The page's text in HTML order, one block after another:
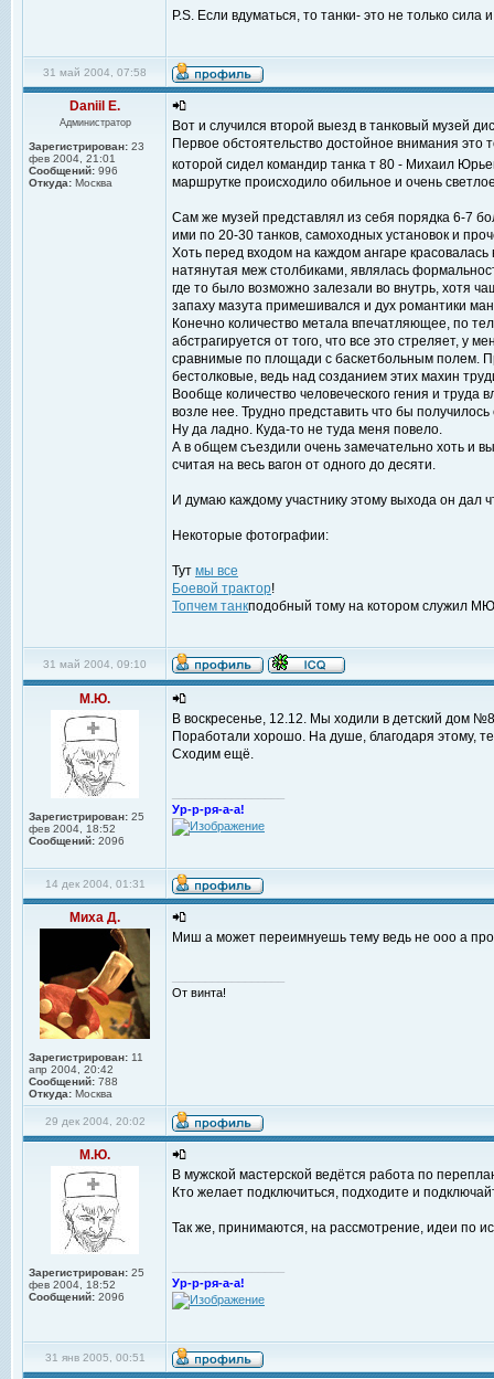
P.S. Если вдуматься, то танки- это не только
31 май 2004, 07:58
Daniil E.
Администратор
Зарегистрирован: 23
фев 2004, 21:01
Сообщений: 996
Откуда: Москва
Вот и случился второй выезд в танковый музей
Первое обстоятельство достойное внимания это
которой сидел командир танка т 80 - Михаил
маршрутке происходило обильное и очень
Сам же музей представлял из себя порядка 6-7
ими по 20-30 танков, самоходных установок и
Хоть перед входом на каждом ангаре
натянутая меж столбиками, являлась
где то было возможно залезали во внутрь, хотя
запаху мазута примешивался и дух романтики
Конечно количество метала впечатляющее, по
абстрагируется от того, что все это стреляет, у
сравнимые по площади с баскетбольным полем.
бестолковые, ведь над созданием этих махин
Вообще количество человеческого гения и труда
возле нее. Трудно представить что бы
Ну да ладно. Куда-то не туда меня повело.
А в общем съездили очень замечательно хоть и
считая на весь вагон от одного до десяти.
И думаю каждому участнику этому выхода он дал
Некоторые фотографии:
Тут мы все
Боевой трактор!
Топчем танкподобный тому на котором служил МЮ
31 май 2004, 09:10
М.Ю.
Зарегистрирован: 25
фев 2004, 18:52
Сообщений: 2096
В воскресенье, 12.12. Мы ходили в детский дом
Поработали хорошо. На душе, благодаря этому,
Сходим ещё.
Ур-р-ря-а-а!
14 дек 2004, 01:31
Миха Д.
Зарегистрирован: 11
апр 2004, 20:42
Сообщений: 788
Откуда: Москва
Миш а может переимнуешь тему ведь не ооо а
От винта!
29 дек 2004, 20:02
М.Ю.
Зарегистрирован: 25
фев 2004, 18:52
Сообщений: 2096
В мужской мастерской ведётся работа по
Кто желает подключиться, подходите и
Так же, принимаются, на рассмотрение, идеи по
Ур-р-ря-а-а!
31 янв 2005, 00:51